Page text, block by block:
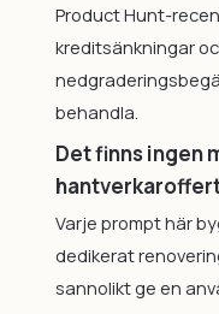
Product Hunt-
kreditsänkningar
behandla.
Det finns ingen
Varje prompt här
dedikerat
sannolikt ge en